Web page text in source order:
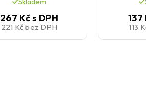
267 Kčs DPH
221 Kčbez DPH
137
113